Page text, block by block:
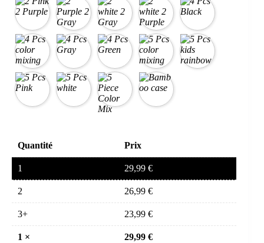
Quantité Prix
1 29,99 €
2 26,99 €
3+ 23,99 €
1 × 29,99 €